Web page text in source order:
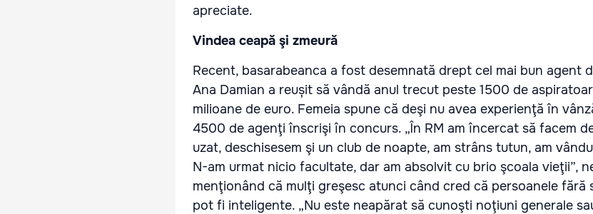
apreciate.
Vindea ceapă şi zmeură
Recent, basarabeanca a fost desemnată drept cel mai bun agent
Ana Damian a reușit să vândă anul trecut peste 1500 de
milioane de euro. Femeia spune că deşi nu avea experienţă în
4500 de agenţi înscrişi în concurs. „În RM am încercat să facem
uzat, deschisesem şi un club de noapte, am strâns tutun, am
N-am urmat nicio facultate, dar am absolvit cu brio şcoala vieţii”,
menţionând că mulţi greşesc atunci când cred că persoanele fără
pot fi inteligente. „Nu este neapărat să cunoşti noţiuni generale